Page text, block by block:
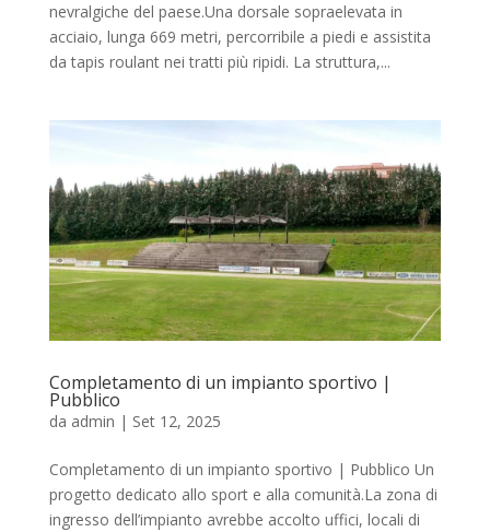
nevralgiche del paese.Una dorsale sopraelevata in
acciaio, lunga 669 metri, percorribile a piedi e assistita
da tapis roulant nei tratti più ripidi. La struttura,...
Completamento di un impianto sportivo |
Pubblico
da admin | Set 12, 2025
Completamento di un impianto sportivo | Pubblico Un
progetto dedicato allo sport e alla comunità.La zona di
ingresso dell’impianto avrebbe accolto uffici, locali di